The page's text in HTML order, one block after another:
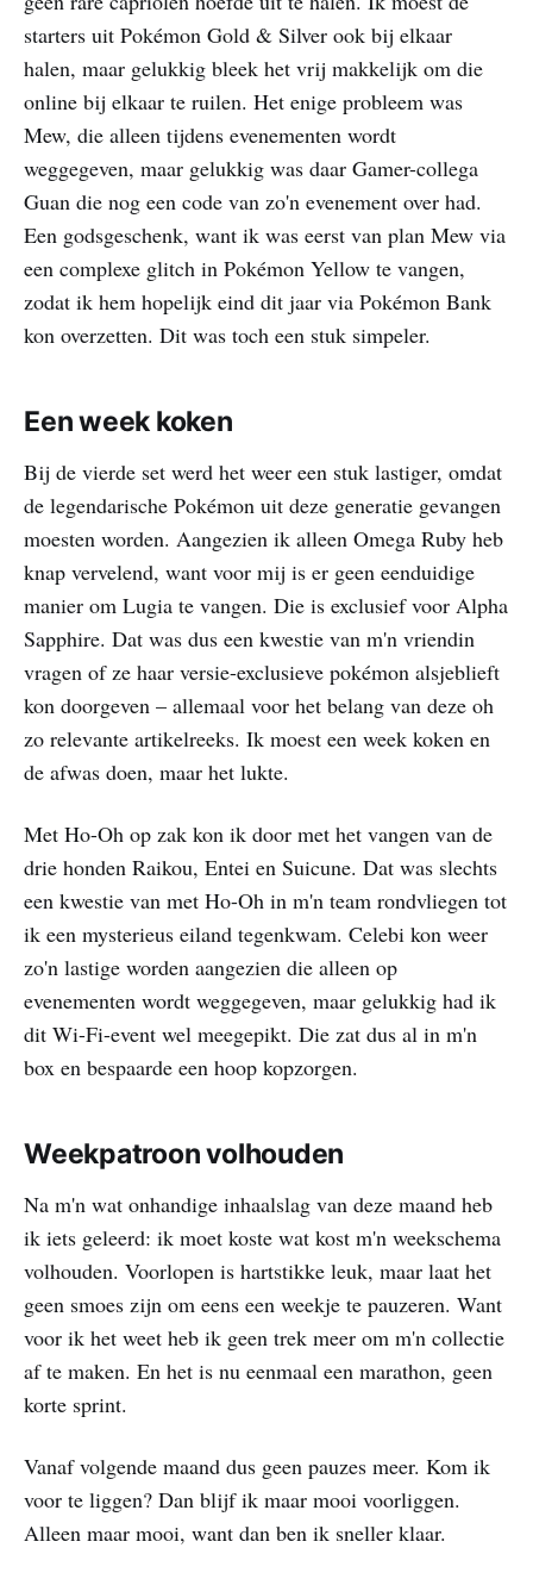
starters uit Pokémon Gold & Silver ook bij elkaar
halen, maar gelukkig bleek het vrij makkelijk om die
online bij elkaar te ruilen. Het enige probleem was
Mew, die alleen tijdens evenementen wordt
weggegeven, maar gelukkig was daar Gamer-collega
Guan die nog een code van zo'n evenement over had.
Een godsgeschenk, want ik was eerst van plan Mew via
een complexe glitch in Pokémon Yellow te vangen,
zodat ik hem hopelijk eind dit jaar via Pokémon Bank
kon overzetten. Dit was toch een stuk simpeler.
Een week koken
Bij de vierde set werd het weer een stuk lastiger, omdat
de legendarische Pokémon uit deze generatie gevangen
moesten worden. Aangezien ik alleen Omega Ruby heb
knap vervelend, want voor mij is er geen eenduidige
manier om Lugia te vangen. Die is exclusief voor Alpha
Sapphire. Dat was dus een kwestie van m'n vriendin
vragen of ze haar versie-exclusieve pokémon alsjeblieft
kon doorgeven – allemaal voor het belang van deze oh
zo relevante artikelreeks. Ik moest een week koken en
de afwas doen, maar het lukte.
Met Ho-Oh op zak kon ik door met het vangen van de
drie honden Raikou, Entei en Suicune. Dat was slechts
een kwestie van met Ho-Oh in m'n team rondvliegen tot
ik een mysterieus eiland tegenkwam. Celebi kon weer
zo'n lastige worden aangezien die alleen op
evenementen wordt weggegeven, maar gelukkig had ik
dit Wi-Fi-event wel meegepikt. Die zat dus al in m'n
box en bespaarde een hoop kopzorgen.
Weekpatroon volhouden
Na m'n wat onhandige inhaalslag van deze maand heb
ik iets geleerd: ik moet koste wat kost m'n weekschema
volhouden. Voorlopen is hartstikke leuk, maar laat het
geen smoes zijn om eens een weekje te pauzeren. Want
voor ik het weet heb ik geen trek meer om m'n collectie
af te maken. En het is nu eenmaal een marathon, geen
korte sprint.
Vanaf volgende maand dus geen pauzes meer. Kom ik
voor te liggen? Dan blijf ik maar mooi voorliggen.
Alleen maar mooi, want dan ben ik sneller klaar.